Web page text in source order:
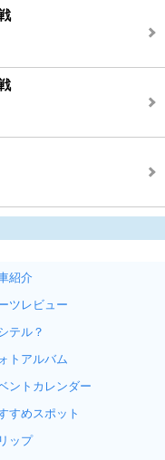
紹介
ツレビュー
テル？
トアルバム
ントカレンダー
すめスポット
ップ